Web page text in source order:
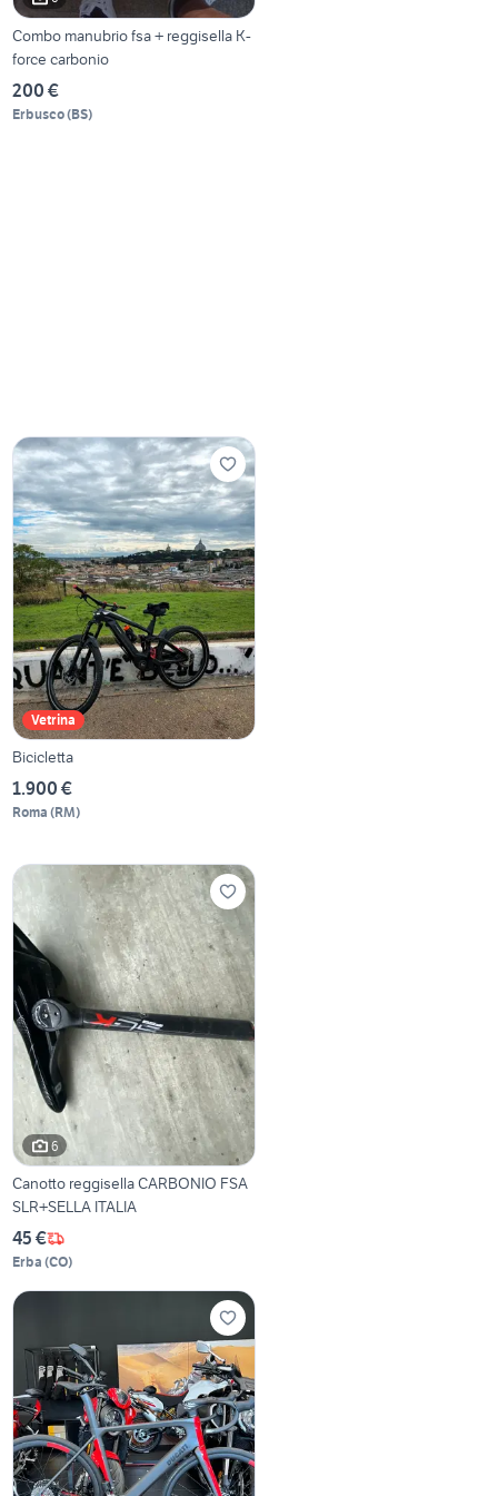
Combo manubrio fsa + reggisella K-
force carbonio
200 €
Erbusco(BS)
Vetrina
Bicicletta
1.900 €
Roma (RM)
6
Canotto reggisella CARBONIO FSA
SLR+SELLA ITALIA
45 €
Erba (CO)